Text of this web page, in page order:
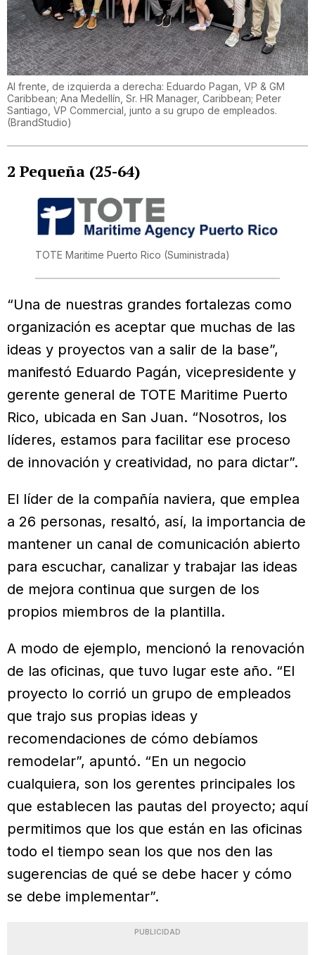
Al frente, de izquierda a derecha: Eduardo Pagan, VP & GM
Caribbean; Ana Medellín, Sr. HR Manager, Caribbean; Peter
Santiago, VP Commercial, junto a su grupo de empleados.
(BrandStudio)
2 Pequeña (25-64)
TOTE Maritime Puerto Rico (Suministrada)
“Una de nuestras grandes fortalezas como
organización es aceptar que muchas de las
ideas y proyectos van a salir de la base”,
manifestó Eduardo Pagán, vicepresidente y
gerente general de TOTE Maritime Puerto
Rico, ubicada en San Juan. “Nosotros, los
líderes, estamos para facilitar ese proceso
de innovación y creatividad, no para dictar”.
El líder de la compañía naviera, que emplea
a 26 personas, resaltó, así, la importancia de
mantener un canal de comunicación abierto
para escuchar, canalizar y trabajar las ideas
de mejora continua que surgen de los
propios miembros de la plantilla.
A modo de ejemplo, mencionó la renovación
de las oficinas, que tuvo lugar este año. “El
proyecto lo corrió un grupo de empleados
que trajo sus propias ideas y
recomendaciones de cómo debíamos
remodelar”, apuntó. “En un negocio
cualquiera, son los gerentes principales los
que establecen las pautas del proyecto; aquí
permitimos que los que están en las oficinas
todo el tiempo sean los que nos den las
sugerencias de qué se debe hacer y cómo
se debe implementar”.
PUBLICIDAD